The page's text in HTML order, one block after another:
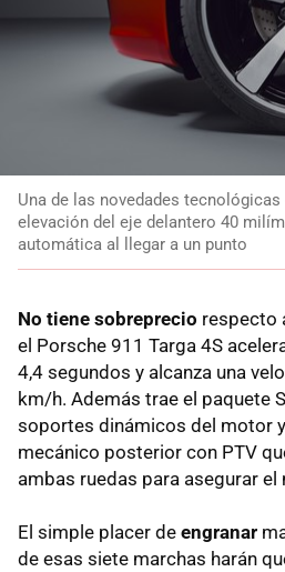
Una de las novedades
elevación del eje delantero 40
automática al llegar a un punto
No tiene sobreprecio respecto
el Porsche 911 Targa 4S
4,4 segundos y alcanza una
km/h. Además trae el paquete
soportes dinámicos del motor
mecánico posterior con PTV
ambas ruedas para asegurar
El simple placer de engranar
de esas siete marchas harán